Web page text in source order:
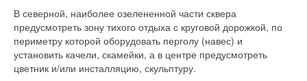
В северной, наиболее озелененной части сквера
предусмотреть зону тихого отдыха с круговой дорожкой, по
периметру которой оборудовать перголу (навес) и
установить качели, скамейки, а в центре предусмотреть
цветник и/или инсталляцию, скульптуру.